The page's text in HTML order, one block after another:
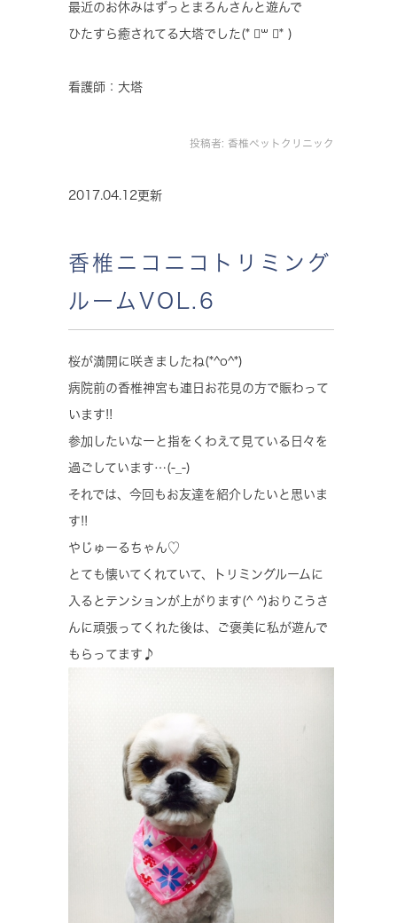
最近のお休みはずっとまろんさんと遊んで
ひたすら癒されてる大塔でした(* ॑꒳ ॑* )
看護師：大塔
投稿者: 香椎ペットクリニック
2017.04.12更新
香椎ニコニコトリミング
ルームVOL.6
桜が満開に咲きましたね(*^o^*)
病院前の香椎神宮も連日お花見の方で賑わって
います!!
参加したいなーと指をくわえて見ている日々を
過ごしています…(-_-)
それでは、今回もお友達を紹介したいと思いま
す!!
やじゅーるちゃん♡
とても懐いてくれていて、トリミングルームに
入るとテンションが上がります(^ ^)おりこうさ
んに頑張ってくれた後は、ご褒美に私が遊んで
もらってます♪